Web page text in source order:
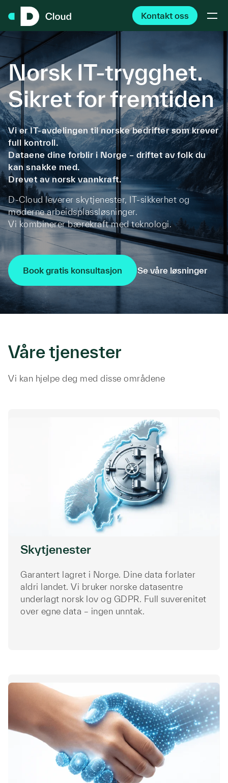
Hopp til hovedinnhold
Kontakt oss
Norsk IT-trygghet.
Sikretforfremtiden
Vi er IT-avdelingen til norske bedrifter som krever
full kontroll.
Dataene dine forblir i Norge – driftet av folk du
kan snakke med.
Drevet av norsk vannkraft.
D-Cloud leverer skytjenester, IT-sikkerhet og
moderne arbeidsplassløsninger.
Vi kombinerer bærekraft med teknologi.
Book gratis konsultasjon Se våre løsninger
Våre tjenester
Vi kan hjelpe deg med disse områdene
Skytjenester
Garantert lagret i Norge. Dine data forlater
aldri landet. Vi bruker norske datasentre
underlagt norsk lov og GDPR. Full suverenitet
over egne data – ingen unntak.